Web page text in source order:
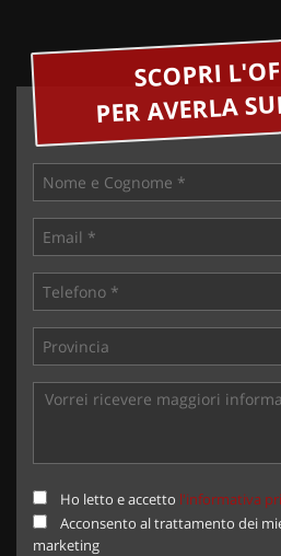
SCOPRI
PER AVERLA
Ho letto e accetto l'informativa
Acconsento al trattamento dei
marketing